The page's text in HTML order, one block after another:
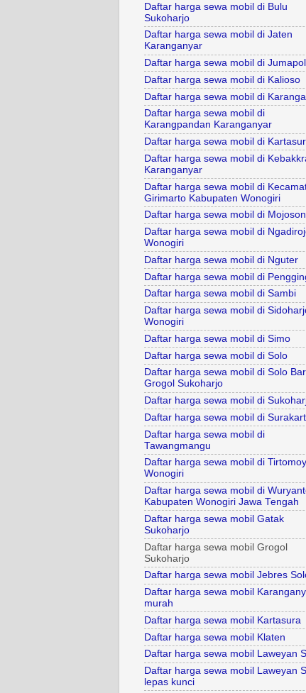
Daftar harga sewa mobil di Bulu
Sukoharjo
Daftar harga sewa mobil di Jaten
Karanganyar
Daftar harga sewa mobil di
Daftar harga sewa mobil di Kalioso
Daftar harga sewa mobil di
Daftar harga sewa mobil di
Karangpandan Karanganyar
Daftar harga sewa mobil di
Daftar harga sewa mobil di
Karanganyar
Daftar harga sewa mobil di
Girimarto Kabupaten Wonogiri
Daftar harga sewa mobil di
Daftar harga sewa mobil di
Wonogiri
Daftar harga sewa mobil di Nguter
Daftar harga sewa mobil di
Daftar harga sewa mobil di Sambi
Daftar harga sewa mobil di
Wonogiri
Daftar harga sewa mobil di Simo
Daftar harga sewa mobil di Solo
Daftar harga sewa mobil di Solo
Grogol Sukoharjo
Daftar harga sewa mobil di
Daftar harga sewa mobil di
Daftar harga sewa mobil di
Tawangmangu
Daftar harga sewa mobil di
Wonogiri
Daftar harga sewa mobil di
Kabupaten Wonogiri Jawa Tengah
Daftar harga sewa mobil Gatak
Sukoharjo
Daftar harga sewa mobil Grogol
Sukoharjo
Daftar harga sewa mobil Jebres
Daftar harga sewa mobil
murah
Daftar harga sewa mobil Kartasura
Daftar harga sewa mobil Klaten
Daftar harga sewa mobil Laweyan
Daftar harga sewa mobil Laweyan
lepas kunci